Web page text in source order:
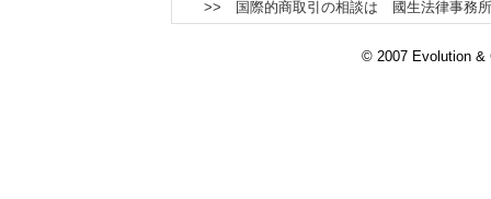
>> 国際的商取引の相談は 國生法律事務所
© 2007 Evolution &